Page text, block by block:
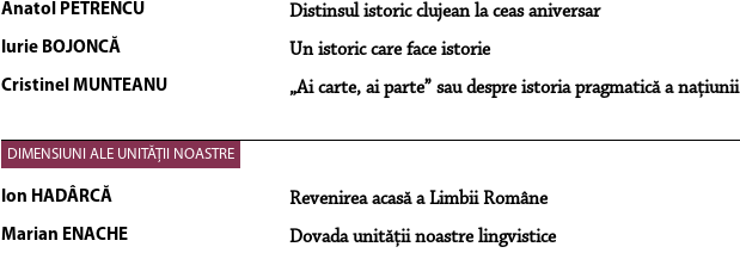
Anatol PETRENCU Distinsul istoric clujean la ceas aniversar
Iurie BOJONCĂ Un istoric care face istorie
Cristinel MUNTEANU „Ai carte, ai parte” sau despre istoria pragmatică a națiunii
DIMENSIUNI ALE UNITĂŢII NOASTRE
Ion HADÂRCĂ Revenirea acasă a Limbii Române
Marian ENACHE Dovada unității noastre lingvistice